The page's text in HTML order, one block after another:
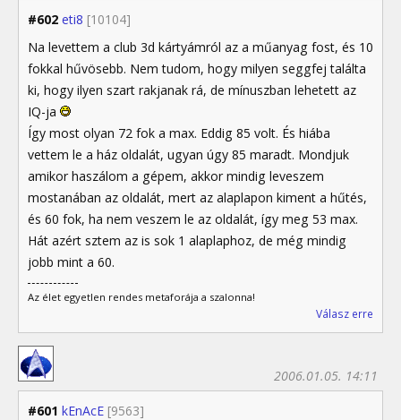
#602 eti8 [10104]
Na levettem a club 3d kártyámról az a műanyag fost, és 10
fokkal hűvösebb. Nem tudom, hogy milyen seggfej találta
ki, hogy ilyen szart rakjanak rá, de mínuszban lehetett az
IQ-ja
Így most olyan 72 fok a max. Eddig 85 volt. És hiába
vettem le a ház oldalát, ugyan úgy 85 maradt. Mondjuk
amikor haszálom a gépem, akkor mindig leveszem
mostanában az oldalát, mert az alaplapon kiment a hűtés,
és 60 fok, ha nem veszem le az oldalát, így meg 53 max.
Hát azért sztem az is sok 1 alaplaphoz, de még mindig
jobb mint a 60.
Az élet egyetlen rendes metaforája a szalonna!
Válasz erre
#601 kEnAcE [9563]
2006.01.05. 14:11